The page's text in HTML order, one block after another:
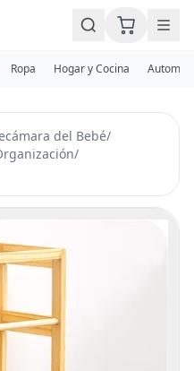
Ropa Hogar y Cocina
del Bebé/
/